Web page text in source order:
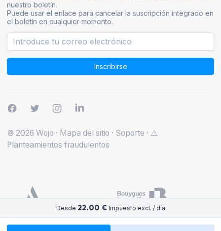
Desde 22.00 €Impuesto excl. / día
nuestro boletín.
Puede usar el enlace para cancelar la suscripción integrado en
el boletín en cualquier momento.
Inscribirse
© 2026 Wojo · Mapa del sitio · Soporte · ⚠️
Planteamientos fraudulentos